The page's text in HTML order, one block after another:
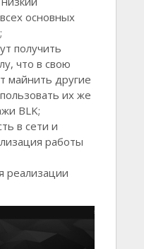
основных
получить
что в свою
майнить другие
их же
BLK;
в сети и
работы
реализации